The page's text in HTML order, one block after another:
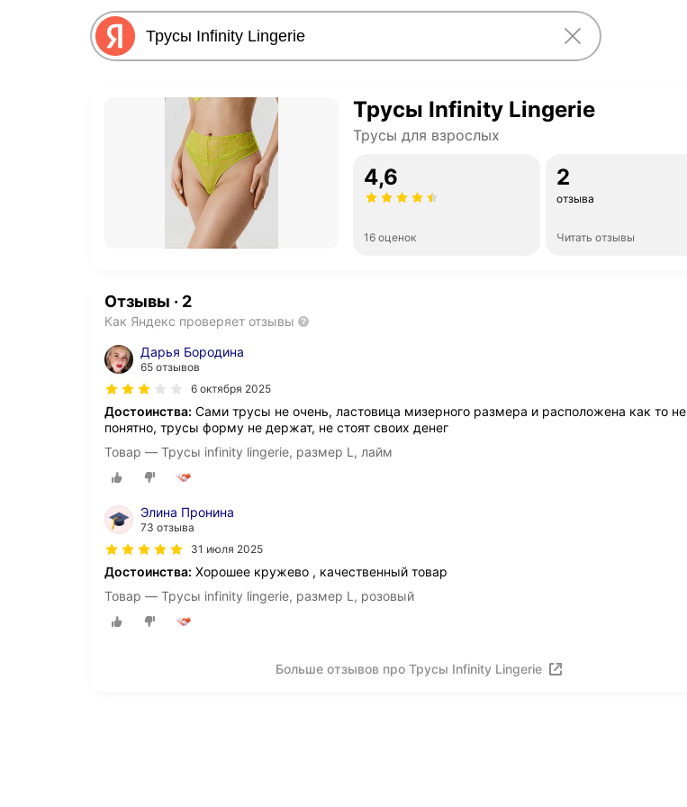
Трусы Infinity Lingerie
Трусы для взрослых
4,6
16 оценок
2
отзыва
Читать отзывы
Отзывы · 2
Как Яндекс проверяет отзывы
Дарья Бородина
65 отзывов
6 октября 2025
Достоинства: Сами трусы не очень, ластовица мизерного размера и расположена как то не
понятно, трусы форму не держат, не стоят своих денег
Товар — Трусы infinity lingerie, размер L, лайм
Элина Пронина
73 отзыва
31 июля 2025
Достоинства: Хорошее кружево , качественный товар
Товар — Трусы infinity lingerie, размер L, розовый
Больше отзывов про Трусы Infinity Lingerie